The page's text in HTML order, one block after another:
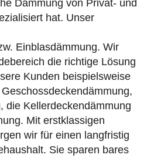
Dämmung von Privat- und
hat. Unser
Einblasdämmung. Wir
die richtige Lösung
Kunden beispielsweise
die Kellerdeckendämmung
Mit erstklassigen
wir für einen langfristig
Sie sparen bares